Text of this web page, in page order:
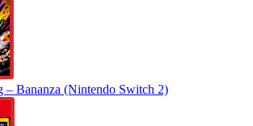
– Bananza (Nintendo Switch 2)